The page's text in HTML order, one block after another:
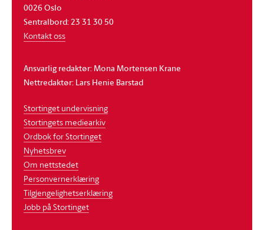
0026 Oslo
Sentralbord: 23 31 30 50
Kontakt oss
Ansvarlig redaktør: Mona Mortensen Krane
Nettredaktør: Lars Henie Barstad
Stortinget undervisning
Stortingets mediearkiv
Ordbok for Stortinget
Nyhetsbrev
Om nettstedet
Personvernerklæring
Tilgjengelighetserklæring
Jobb på Stortinget